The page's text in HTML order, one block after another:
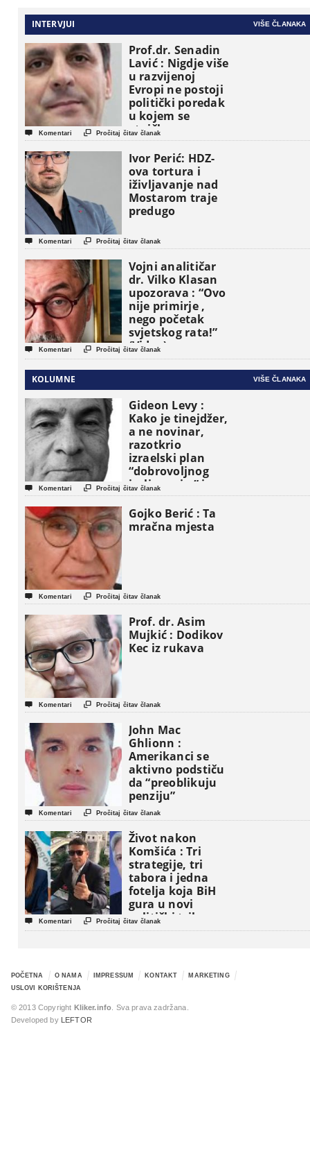
INTERVJUI VIŠE ČLANAKA
Prof.dr. Senadin
Lavić : Nigdje više
u razvijenoj
Evropi ne postoji
politički poredak
u kojem se
etničke grupe
pojavljuju kao
osnovne
političke jedinice
 Komentari  Pročitaj čitav članak
Ivor Perić: HDZ-
ova tortura i
iživljavanje nad
Mostarom traje
predugo
 Komentari  Pročitaj čitav članak
Vojni analitičar
dr. Vilko Klasan
upozorava : “Ovo
nije primirje ,
nego početak
svjetskog rata!”
(Video)
 Komentari  Pročitaj čitav članak
KOLUMNE VIŠE ČLANAKA
Gideon Levy :
Kako je tinejdžer,
a ne novinar,
razotkrio
izraelski plan
“dobrovoljnog
iseljavanja ” iz
Gaze
 Komentari  Pročitaj čitav članak
Gojko Berić : Ta
mračna mjesta
 Komentari  Pročitaj čitav članak
Prof. dr. Asim
Mujkić : Dodikov
Kec iz rukava
 Komentari  Pročitaj čitav članak
John Mac
Ghlionn :
Amerikanci se
aktivno podstiču
da “preoblikuju
penziju”
 Komentari  Pročitaj čitav članak
Život nakon
Komšića : Tri
strategije, tri
tabora i jedna
fotelja koja BiH
gura u novi
politički triler
 Komentari  Pročitaj čitav članak
POČETNA O NAMA IMPRESSUM KONTAKT
MARKETING
USLOVI KORIŠTENJA
© 2013 Copyright Kliker.info . Sva prava zadržana.
Developed by
LEFTOR